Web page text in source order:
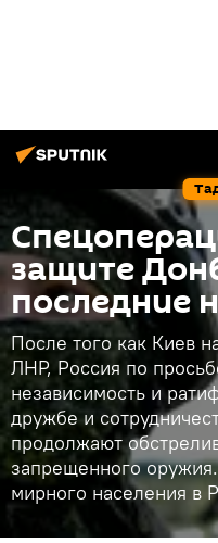
защите
последние
После того как Киев
ЛНР, Россия по
независимость и
дружбе и
продолжают
запрещенного
мирного населения в